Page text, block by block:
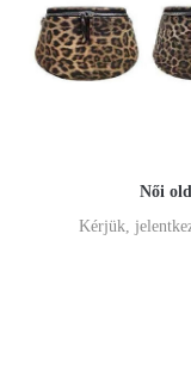
Női
Kérjük,